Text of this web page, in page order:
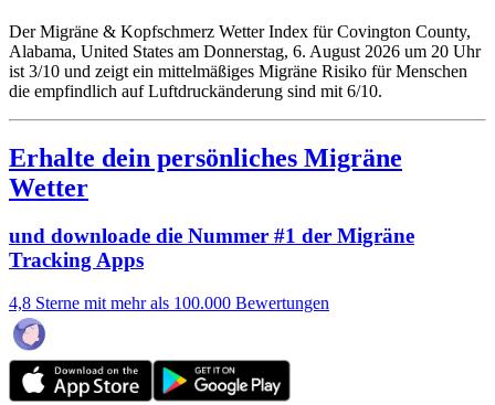
Der Migräne & Kopfschmerz Wetter Index für Covington County,
Alabama, United States am Donnerstag, 6. August 2026 um 20 Uhr
ist 3/10 und zeigt ein mittelmäßiges Migräne Risiko für Menschen
die empfindlich auf Luftdruckänderung sind mit 6/10.
Erhalte dein persönliches Migräne
Wetter
und downloade die Nummer #1 der Migräne
Tracking Apps
4,8 Sterne mit mehr als 100.000 Bewertungen